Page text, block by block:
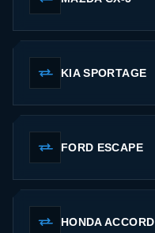
KIA SPORTAGE
FORD ESCAPE
HONDA ACCORD